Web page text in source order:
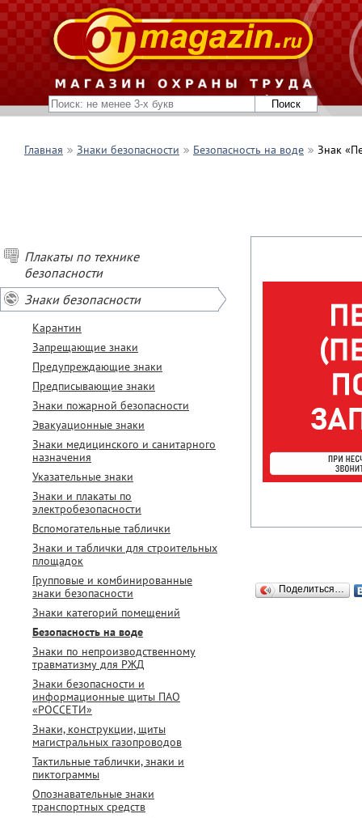
Главная Знаки безопасности Безопасность на воде Знак
Плакаты по технике
безопасности
Знаки безопасности
Карантин
Запрещающие знаки
Предупреждающие знаки
Предписывающие знаки
Знаки пожарной безопасности
Эвакуационные знаки
Знаки медицинского и санитарного
назначения
Указательные знаки
Знаки и плакаты по
электробезопасности
Вспомогательные таблички
Знаки и таблички для строительных
площадок
Групповые и комбинированные
знаки безопасности
Знаки категорий помещений
Безопасность на воде
Знаки по непроизводственному
травматизму для РЖД
Знаки безопасности и
информационные щиты ПАО
«РОССЕТИ»
Знаки, конструкции, щиты
магистральных газопроводов
Тактильные таблички, знаки и
пиктограммы
Опознавательные знаки
транспортных средств
Поделиться…